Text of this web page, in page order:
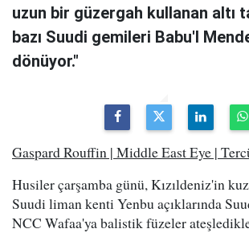
uzun bir güzergah kullanan altı
bazı Suudi gemileri Babu'l
dönüyor."
Gaspard Rouffin | Middle East Eye |
Husiler çarşamba günü, Kızıldeniz'in
Suudi liman kenti Yenbu açıklarında
NCC Wafaa'ya balistik füzeler